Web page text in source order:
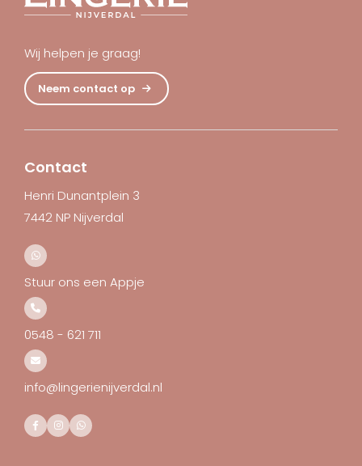
Wij helpen je graag!
Neem contact op
Contact
Henri Dunantplein 3
7442 NP Nijverdal
Stuur ons een Appje
0548 - 621 711
info@lingerienijverdal.nl